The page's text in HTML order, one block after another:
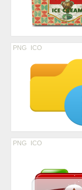
PNG ICO
PNG ICO